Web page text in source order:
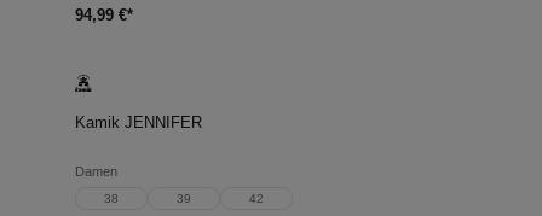
94,99 €*
Kamik JENNIFER
Damen
38 39 42